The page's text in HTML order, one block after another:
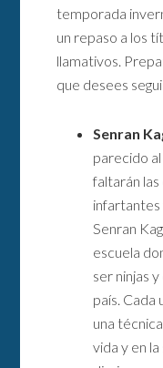
temporada
un repaso a los
llamativos.
que desees
Senran
parecido
faltarán las
infartantes
Senran
escuela
ser ninjas
país. Cada
una
vida y en